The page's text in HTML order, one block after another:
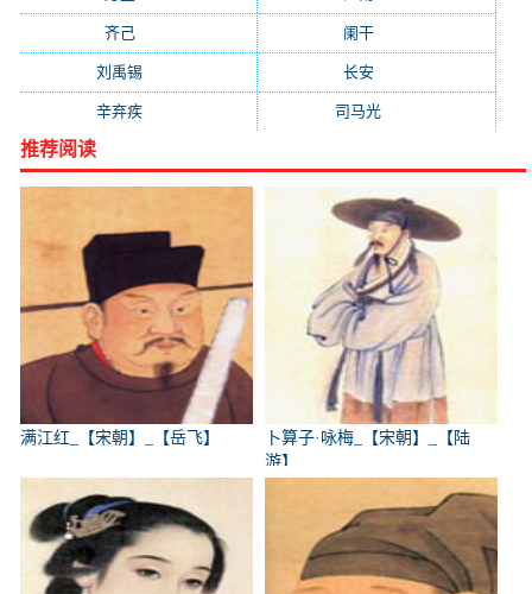
齐己(781) 阑干(723)
刘禹锡 长安(695)
辛弃疾 司马光
推荐阅读
满江红_【宋朝】_【岳飞】
卜算子·咏梅_【宋朝】_【陆
游】